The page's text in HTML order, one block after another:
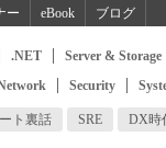
ー eBook ブログ
.NET
Server & Storage
Security
ト裏話 SRE DX時